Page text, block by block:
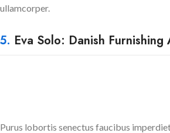
ullamcorper.
5. Eva Solo: Danish Furnishing
Purus lobortis senectus faucibus